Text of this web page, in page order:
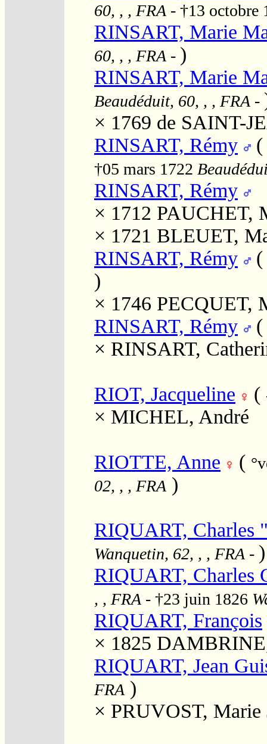
60, , , FRA - †13 octobre
RINSART, Marie
60, , , FRA - )
RINSART, Marie
Beaudéduit, 60, , , FRA -
× 1769 de SAINT-
RINSART, Rémy
†05 mars 1722
RINSART, Rémy
× 1712 PAUCHET,
× 1721 BLEUET,
RINSART, Rémy
)
× 1746 PECQUET,
RINSART, Rémy
× RINSART,
RIOT, Jacqueline (
× MICHEL, André
RIOTTE, Anne (
02, , , FRA )
RIQUART, Charles
Wanquetin, 62, , , FRA - )
RIQUART, Charles
, , FRA - †23 juin 1826
RIQUART, François
× 1825
RIQUART, Jean
FRA )
× PRUVOST, Marie